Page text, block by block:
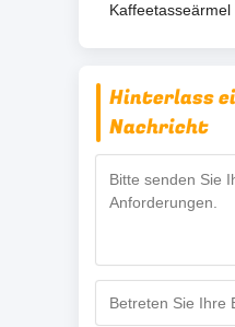
Kaffeetasseärmel
Hinterlass
Nachricht